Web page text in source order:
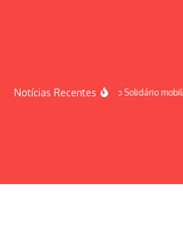
Notícias RecentesSábado Solidário